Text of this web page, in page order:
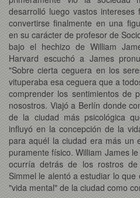
desarrolló luego vastos intereses
convertirse finalmente en una
en su carácter de profesor de
bajo el hechizo de William
Harvard escuchó a James
"Sobre cierta ceguera en los
vituperaba esa ceguera que a
comprender los sentimientos de
nosostros. Viajó a Berlín donde
de la ciudad más psicológica
influyó en la concepción de la
para aquél la ciudad era más un
puramente físico. William James
ocurría detrás de los rostros
Simmel le alentó a estudiar lo
"vida mental" de la ciudad como